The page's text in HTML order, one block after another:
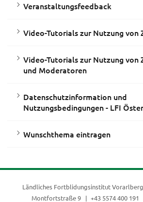
Veranstaltungsfeedback
Video-Tutorials zur Nutzung von
Video-Tutorials zur Nutzung von
und Moderatoren
Datenschutzinformation und
Nutzungsbedingungen - LFI
Wunschthema eintragen
Ländliches Fortblidungsinstitut Vorarlberg
Montfortstraße 9
+43 5574 400 191